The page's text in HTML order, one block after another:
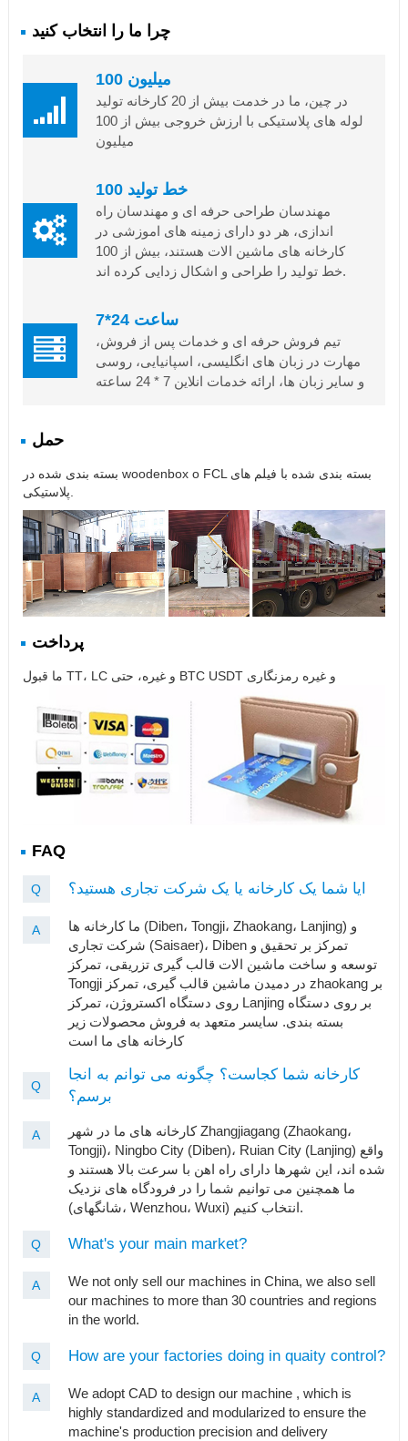
چرا ما را انتخاب کنید
100 میلیون
در چین، ما در خدمت بیش از 20 کارخانه تولید
لوله های پلاستیکی با ارزش خروجی بیش از 100
میلیون
100 خط تولید
مهندسان طراحی حرفه ای و مهندسان راه
اندازی، هر دو دارای زمینه های اموزشی در
کارخانه های ماشین الات هستند، بیش از 100
خط تولید را طراحی و اشکال زدایی کرده اند.
7*24 ساعت
تیم فروش حرفه ای و خدمات پس از فروش،
مهارت در زبان های انگلیسی، اسپانیایی، روسی
و سایر زبان ها، ارائه خدمات انلاین 7 * 24 ساعته
حمل
بسته بندی شده در woodenbox o FCL بسته بندی شده با فیلم های
پرداخت
ما قبول TT، LC و غیره، حتی BTC USDT و غیره رمزنگاری
FAQ
Q ایا شما یک کارخانه یا یک شرکت تجاری هستید؟
A
ما کارخانه ها (Diben، Tongji، Zhaokang، Lanjing) و
شرکت تجاری (Saisaer)، Diben تمرکز بر تحقیق و
توسعه و ساخت ماشین الات قالب گیری تزریقی، تمرکز
Tongji در دمیدن ماشین قالب گیری، تمرکز zhaokang بر
روی دستگاه اکستروژن، تمرکز Lanjing بر روی دستگاه
بسته بندی. سایسر متعهد به فروش محصولات زیر
کارخانه های ما است
Q
کارخانه شما کجاست؟ چگونه می توانم به انجا
برسم؟
A
کارخانه های ما در شهر Zhangjiagang (Zhaokang،
Tongji)، Ningbo City (Diben)، Ruian City (Lanjing) واقع
شده اند، این شهرها دارای راه اهن با سرعت بالا هستند و
ما همچنین می توانیم شما را در فرودگاه های نزدیک
(شانگهای، Wenzhou، Wuxi) انتخاب کنیم.
Q What's your main market?
A
We not only sell our machines in China, we also sell
our machines to more than 30 countries and regions
in the world.
Q How are your factories doing in quaity control?
A
We adopt CAD to design our machine , which is
highly standardized and modularized to ensure the
machine's production precision and delivery